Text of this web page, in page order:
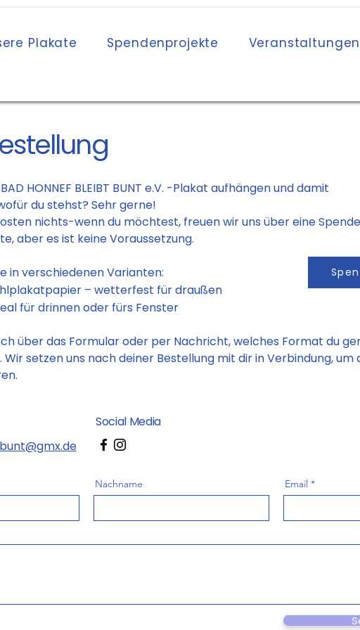
Plakate Spendenprojekte Veranstaltungen
Social Media
Nachname Email
HONNEF BLEIBT BUNT e.V. -Plakat aufhängen und damit
du stehst? Sehr gerne!
nichts-wenn du möchtest, freuen wir uns über eine Spende
aber es ist keine Voraussetzung.
in verschiedenen Varianten:
– wetterfest für draußen
für drinnen oder fürs Fenster
über das Formular oder per Nachricht, welches Format du
setzen uns nach deiner Bestellung mit dir in Verbindung, um